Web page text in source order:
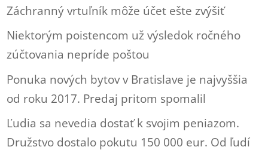
Záchranný vrtuľník môže účet ešte zvýšiť
Niektorým poistencom už výsledok ročného
zúčtovania nepríde poštou
Ponuka nových bytov v Bratislave je najvyššia
od roku 2017. Predaj pritom spomalil
Ľudia sa nevedia dostať k svojim peniazom.
Družstvo dostalo pokutu 150 000 eur. Od ľudí